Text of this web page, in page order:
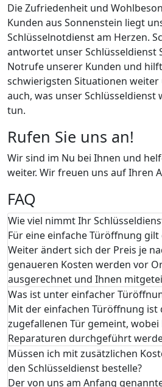
Die Zufriedenheit und
Kunden aus Sonnenstein liegt
Schlüsselnotdienst am Herzen.
antwortet unser Schlüsseldienst
Notrufe unserer Kunden und
schwierigsten Situationen weiter
auch, was unser Schlüsseldienst
tun.
Rufen Sie uns an!
Wir sind im Nu bei Ihnen und
weiter. Wir freuen uns auf Ihren
FAQ
Wie viel nimmt Ihr
Für eine einfache Türöffnung gilt
Weiter ändert sich der Preis je
genaueren Kosten werden vor
ausgerechnet und Ihnen
Was ist unter einfacher
Mit der einfachen Türöffnung ist
zugefallenen Tür gemeint,
Reparaturen durchgeführt
Müssen ich mit zusätzlichen
den Schlüsseldienst bestelle?
Der von uns am Anfang